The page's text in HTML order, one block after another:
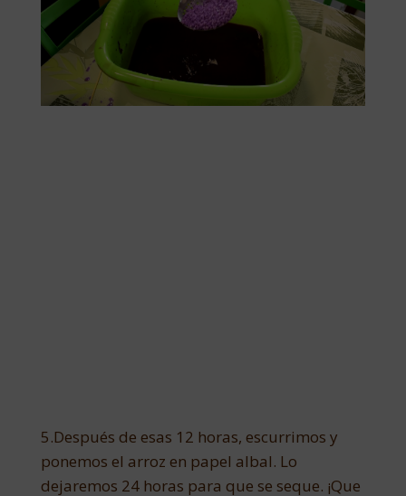
5.Después de esas 12 horas, escurrimos y
ponemos el arroz en papel albal. Lo
dejaremos 24 horas para que se seque. ¡Que